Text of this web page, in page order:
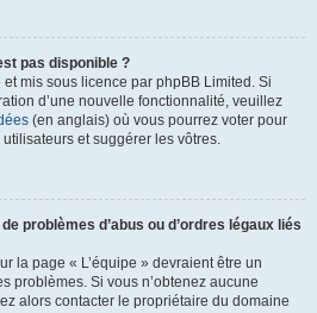
pas disponible ?
mis sous licence par phpBB Limited. Si
d’une nouvelle fonctionnalité, veuillez
(en anglais) où vous pourrez voter pour
et suggérer les vôtres.
problèmes d’abus ou d’ordres légaux liés
la page « L’équipe » devraient être un
problèmes. Si vous n’obtenez aucune
alors contacter le propriétaire du domaine